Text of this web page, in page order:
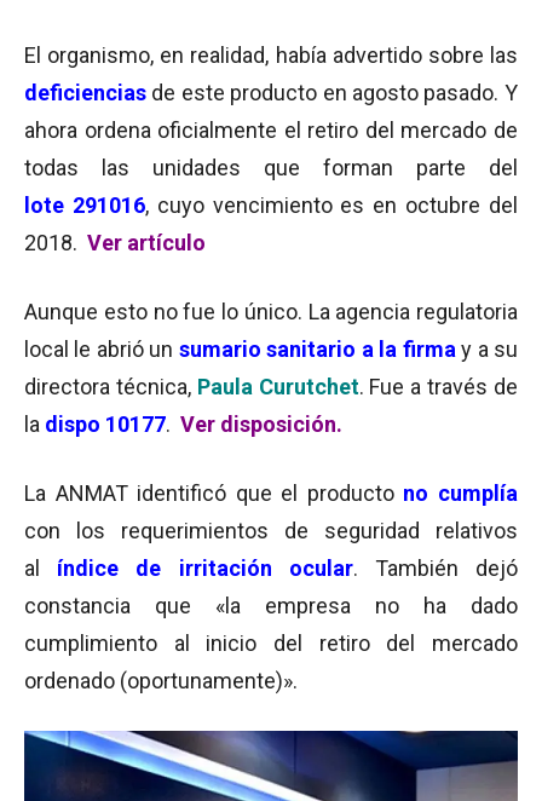
El organismo, en realidad, había advertido sobre las
deficiencias de este producto en agosto pasado. Y
ahora ordena oficialmente el retiro del mercado de
todas las unidades que forman parte del
lote 291016, cuyo vencimiento es en octubre del
2018. Ver artículo
Aunque esto no fue lo único. La agencia regulatoria
local
le abrió un sumario sanitario a la firmay a su
directora técnica, Paula Curutchet. Fue a través de
la dispo 10177. Ver disposición.
La ANMAT identificó que el productono cumplía
con los requerimientos de seguridad relativos
al
índice de irritación ocular. También dejó
constancia que «la empresa no ha dado
cumplimiento al inicio del retiro del mercado
ordenado (oportunamente)».